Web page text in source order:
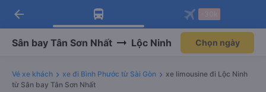
Tải app Vexere ngay!
Nhận ưu đãi thành viên độc
Mở app
Tải app Vexere
-30k/ghế khi đặt vé máy bay qua
Mở app
arrow_back
Sân bay Tân Sơn Nhất Lộc Ninh Chọn ngày
Vé xe khách xe đi Bình Phước từ Sài Gòn
xe limousine đi Lộc Ninh
từ Sân bay Tân Sơn Nhất